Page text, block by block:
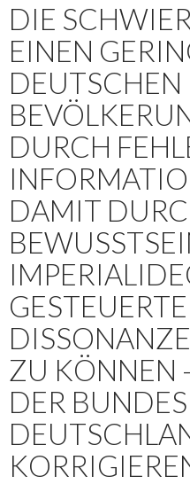
DIE
EINEN
DEUTSCHEN
DURCH
DAMIT
ZU KÖNNEN
DER